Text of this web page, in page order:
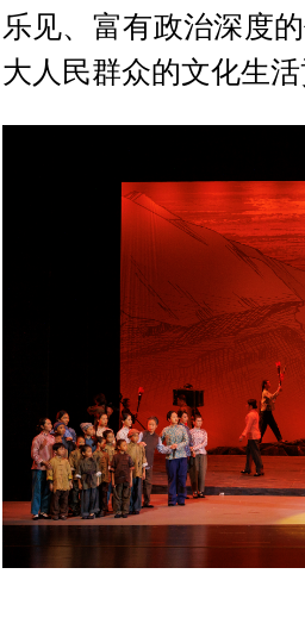
乐见、富有政治深度
大人民群众的文化生